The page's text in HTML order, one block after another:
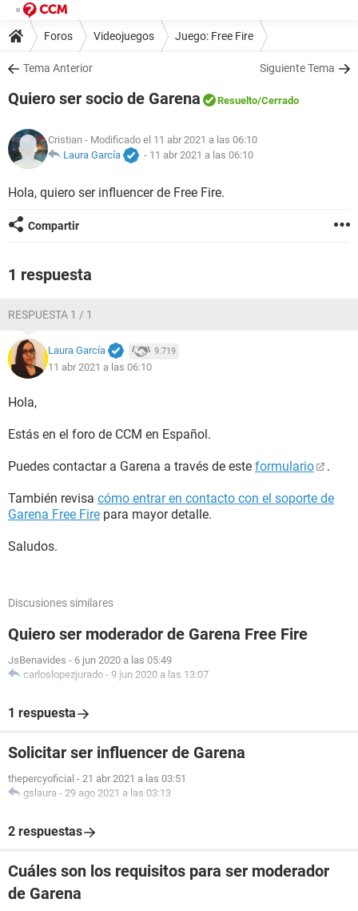
Foros Videojuegos Juego: Free Fire
Tema Anterior Siguiente Tema
Quiero ser socio de Garena Resuelto/Cerrado
Cristian - Modificado el 11 abr 2021 a las 06:10
Laura García
- 11 abr 2021 a las 06:10
Hola, quiero ser influencer de Free Fire.
Compartir
1 respuesta
RESPUESTA 1 / 1
Laura García 9.719
11 abr 2021 a las 06:10
Hola,
Estás en el foro de CCM en Español.
Puedes contactar a Garena a través de este formulario .
También revisa cómo entrar en contacto con el soporte de
Garena Free Fire para mayor detalle.
Saludos.
Discusiones similares
Quiero ser moderador de Garena Free Fire
JsBenavides - 6 jun 2020 a las 05:49
carloslopezjurado - 9 jun 2020 a las 13:07
1 respuesta
Solicitar ser influencer de Garena
thepercyoficial - 21 abr 2021 a las 03:51
gslaura - 29 ago 2021 a las 03:13
2 respuestas
Cuáles son los requisitos para ser moderador
de Garena